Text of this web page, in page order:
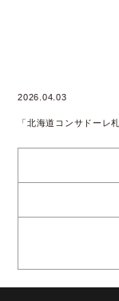
2026.04.03